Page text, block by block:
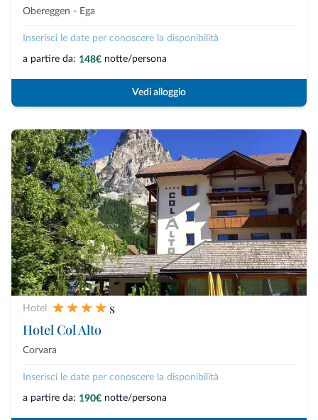
Obereggen - Ega
Inserisci le date per conoscere la disponibilità
a partire da: 148€ notte/persona
Vedi alloggio
Hotel
s
Hotel Col Alto
Corvara
Inserisci le date per conoscere la disponibilità
a partire da: 190€ notte/persona